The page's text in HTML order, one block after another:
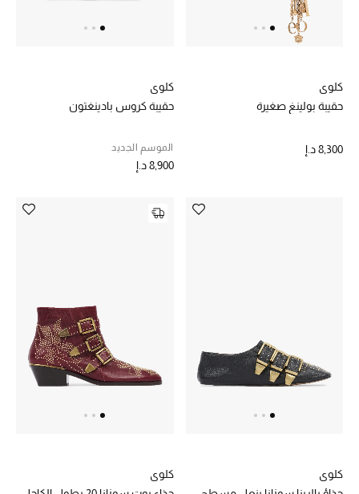
حقائب رجالية
تسوقوا للرجال
الأطفال
عودة صغاركم للمدارس
الهدايا
كلوي
حقيبة بولينغ صغيرة
8,300 د.إ
كلوي
حقيبة كروس بادينغتون
الموسم الجديد
8,900 د.إ
كلوي
كلوي